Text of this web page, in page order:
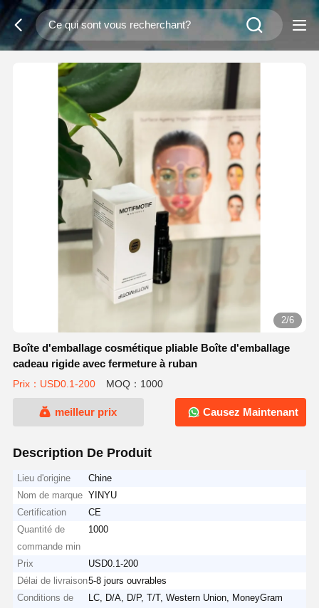
2/6
Boîte d'emballage cosmétique pliable Boîte d'emballage
cadeau rigide avec fermeture à ruban
Prix：USD0.1-200 MOQ：1000
meilleur prix Causez Maintenant
Description De Produit
Lieu d'origine
Chine
Nom de marque YINYU
Certification
CE
Quantité de
commande min
1000
Prix
USD0.1-200
Délai de livraison5-8 jours ouvrables
Conditions de
LC, D/A, D/P, T/T, Western Union, MoneyGram